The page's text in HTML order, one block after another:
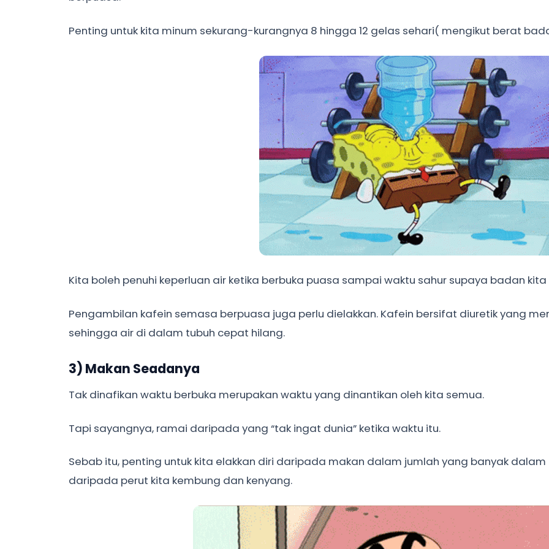
Penting untuk kita minum sekurang-kurangnya 8 hingga 12 gelas sehari( mengikut berat
Kita boleh penuhi keperluan air ketika berbuka puasa sampai waktu sahur supaya badan
Pengambilan kafein semasa berpuasa juga perlu dielakkan. Kafein bersifat diuretik yang
sehingga air di dalam tubuh cepat hilang.
3) Makan Seadanya
Tak dinafikan waktu berbuka merupakan waktu yang dinantikan oleh kita semua.
Tapi sayangnya, ramai daripada yang “tak ingat dunia” ketika waktu itu.
Sebab itu, penting untuk kita elakkan diri daripada makan dalam jumlah yang banyak
daripada perut kita kembung dan kenyang.